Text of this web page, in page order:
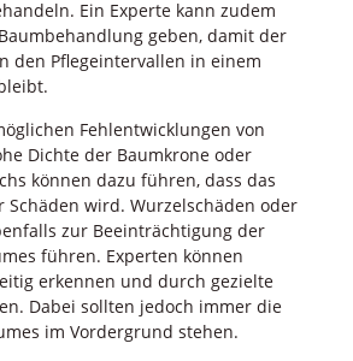
Ein Experte kann zudem
geben, damit der
den Pflegeintervallen in einem
Fehlentwicklungen von
Dichte der Baumkrone oder
können dazu führen, dass das
Schäden wird. Wurzelschäden oder
zur Beeinträchtigung der
führen. Experten können
erkennen und durch gezielte
Dabei sollten jedoch immer die
im Vordergrund stehen.